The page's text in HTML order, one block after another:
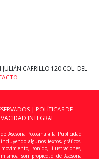
JULIÁN CARRILLO 120 COL. DEL
| POLÍTICAS DE
INTEGRAL
Asesoria Potosina a la Publicidad
algunos textos, gráficos,
sonido, ilustraciones,
son propiedad de Asesoria